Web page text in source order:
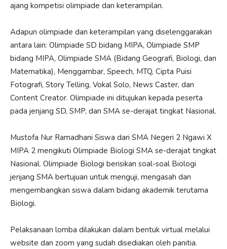
ajang kompetisi olimpiade dan keterampilan.
Adapun olimpiade dan keterampilan yang diselenggarakan
antara lain: Olimpiade SD bidang MIPA, Olimpiade SMP
bidang MIPA, Olimpiade SMA (Bidang Geografi, Biologi, dan
Matematika), Menggambar, Speech, MTQ, Cipta Puisi
Fotografi, Story Telling, Vokal Solo, News Caster, dan
Content Creator. Olimpiade ini ditujukan kepada peserta
pada jenjang SD, SMP, dan SMA se-derajat tingkat Nasional.
Mustofa Nur Ramadhani Siswa dari SMA Negeri 2 Ngawi X
MIPA 2 mengikuti Olimpiade Biologi SMA se-derajat tingkat
Nasional. Olimpiade Biologi berisikan soal-soal Biologi
jenjang SMA bertujuan untuk menguji, mengasah dan
mengembangkan siswa dalam bidang akademik terutama
Biologi.
Pelaksanaan lomba dilakukan dalam bentuk virtual melalui
website dan zoom yang sudah disediakan oleh panitia.